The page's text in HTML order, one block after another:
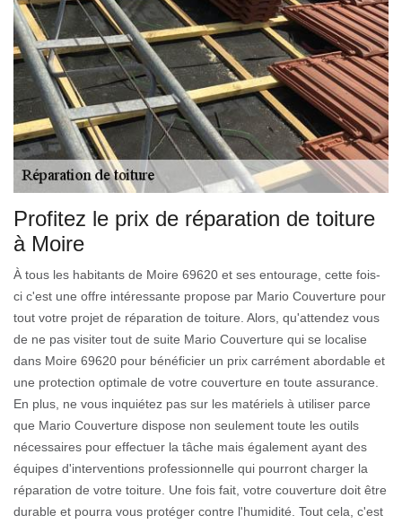
Profitez le prix de réparation de toiture
à Moire
À tous les habitants de Moire 69620 et ses entourage, cette fois-
ci c'est une offre intéressante propose par Mario Couverture pour
tout votre projet de réparation de toiture. Alors, qu'attendez vous
de ne pas visiter tout de suite Mario Couverture qui se localise
dans Moire 69620 pour bénéficier un prix carrément abordable et
une protection optimale de votre couverture en toute assurance.
En plus, ne vous inquiétez pas sur les matériels à utiliser parce
que Mario Couverture dispose non seulement toute les outils
nécessaires pour effectuer la tâche mais également ayant des
équipes d'interventions professionnelle qui pourront charger la
réparation de votre toiture. Une fois fait, votre couverture doit être
durable et pourra vous protéger contre l'humidité. Tout cela, c'est